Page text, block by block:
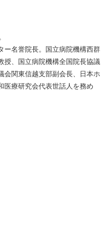
ー名誉院長。国立病院機構西群
授、国立病院機構全国院長協議
会関東信越支部副会長、日本ホ
医療研究会代表世話人を務め